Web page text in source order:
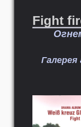
Fight
Галерея